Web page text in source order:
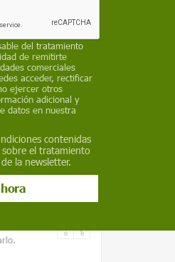
0 0
del tratamiento
de remitirte
comerciales
acceder, rectificar
ejercer otros
adicional y
datos en nuestra
contenidas
sobre el tratamiento
la newsletter.